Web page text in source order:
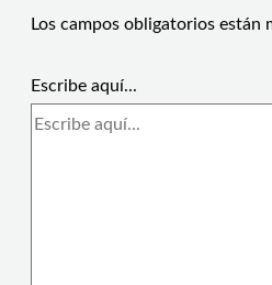
Los campos obligatorios están
Escribe aquí...